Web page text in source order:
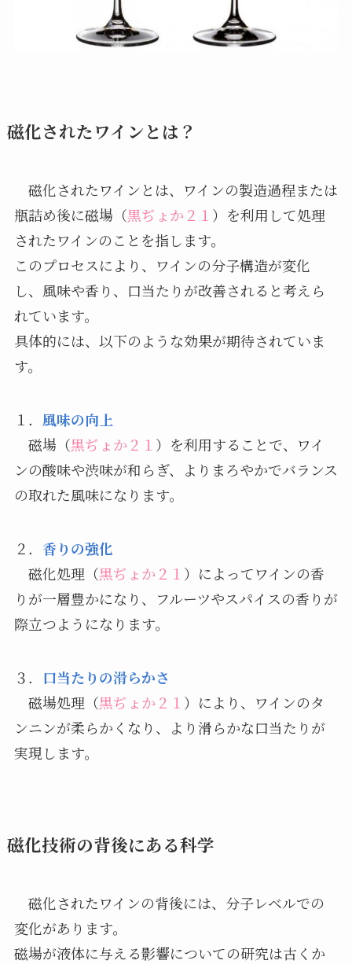
磁化されたワインとは？
磁化されたワインとは、ワインの製造過程または
瓶詰め後に磁場（黒ぢょか２１ ）を利用して処理
されたワインのことを指します。
このプロセスにより、ワインの分子構造が変化
し、風味や香り、口当たりが改善されると考えら
れています。
具体的には、以下のような効果が期待されていま
す。
１． 風味の向上
磁場（黒ぢょか２１ ）を利用することで、ワイ
ンの酸味や渋味が和らぎ、よりまろやかでバランス
の取れた風味になります。
２． 香りの強化
磁化処理（黒ぢょか２１ ）によってワインの香
りが一層豊かになり、フルーツやスパイスの香りが
際立つようになります。
３． 口当たりの滑らかさ
磁場処理（黒ぢょか２１ ）により、ワインのタ
ンニンが柔らかくなり、より滑らかな口当たりが
実現します。
磁化技術の背後にある科学
磁化されたワインの背後には、分子レベルでの
変化があります。
磁場が液体に与える影響についての研究は古くか